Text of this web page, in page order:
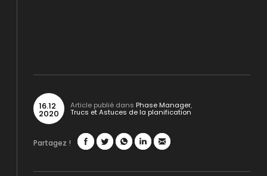
16.12
2020
Article publié dans Phase Manager,
Trucs et Astuces de la planification
Partagez !